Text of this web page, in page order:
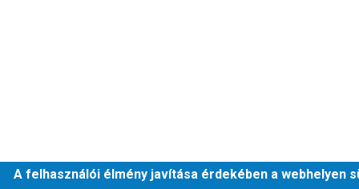
A felhasználói élmény javítása érdekében a webhelyen